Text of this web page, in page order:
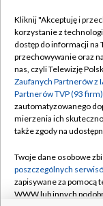
Abonament TVP
Emisja w TVP
Centrum
Naziemna
Rada
System NOS
Kliknij "Akceptuję i
korzystanie z
dostęp do informacji na
przechowywanie oraz
nas, czyli Telewizję
Zaufanych Partnerów z
Partnerów TVP (93 firm)
zautomatyzowanego
mierzenia ich
także zgody na
Twoje dane osobowe
poszczególnych
zapisywane za pomocą
WWW lub innych